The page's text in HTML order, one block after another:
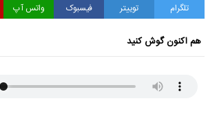
تلگرام توییتر فیسبوک واتس آپ
هم اکنون گوش کنید